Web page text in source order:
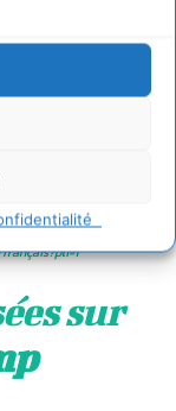
. Disponible sur le site
sur